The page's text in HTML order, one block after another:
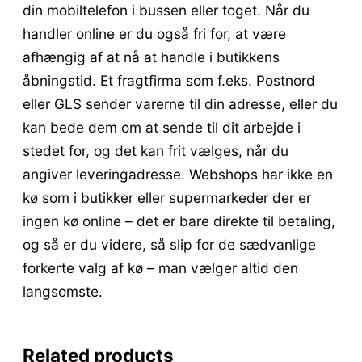
din mobiltelefon i bussen eller toget. Når du
handler online er du også fri for, at være
afhængig af at nå at handle i butikkens
åbningstid. Et fragtfirma som f.eks. Postnord
eller GLS sender varerne til din adresse, eller du
kan bede dem om at sende til dit arbejde i
stedet for, og det kan frit vælges, når du
angiver leveringadresse. Webshops har ikke en
kø som i butikker eller supermarkeder der er
ingen kø online – det er bare direkte til betaling,
og så er du videre, så slip for de sædvanlige
forkerte valg af kø – man vælger altid den
langsomste.
Related products